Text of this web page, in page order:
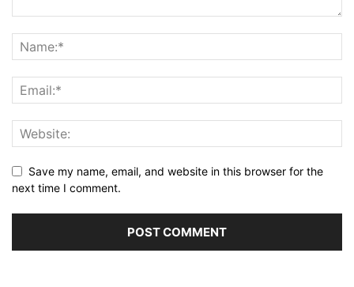
Save my name, email, and website in this browser for the
next time I comment.